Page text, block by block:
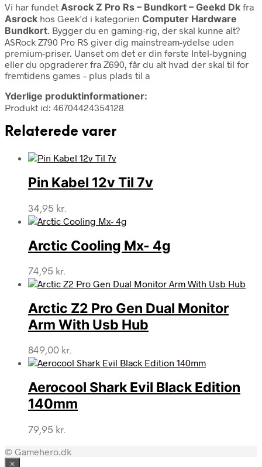
Vi har fundet Asrock Z Pro Rs – Bundkort – Geekd Dk fra
Asrock hos Geek´d i kategorien Computer Hardware
Bundkort. Bygger du en gaming-rig, der skal kunne alt?
ASRock Z790 Pro RS giver dig mainstream-ydelse uden
premium-priser. Uanset om det er din første Intel-bygning
eller du opgraderer fra Z690, får du alt hvad der skal til for
fremtidens games – plus plads til a
Yderlige produktinformationer:
Produkt id: 46704424354128
Relaterede varer
Pin Kabel 12v Til 7v
34,95 kr.
Arctic Cooling Mx- 4g
74,95 kr.
Arctic Z2 Pro Gen Dual Monitor
Arm With Usb Hub
849,00 kr.
Aerocool Shark Evil Black Edition
140mm
79,95 kr.
© Gamehero.dk
×